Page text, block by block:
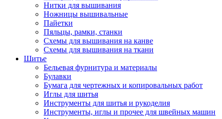
Нитки для вышивания
Ножницы вышивальные
Пайетки
Пяльцы, рамки, станки
Схемы для вышивания на канве
Схемы для вышивания на ткани
Шитье
Бельевая фурнитура и материалы
Булавки
Бумага для чертежных и копировальных работ
Иглы для шитья
Инструменты для шитья и рукоделия
Инструменты, иглы и прочее для швейных машин